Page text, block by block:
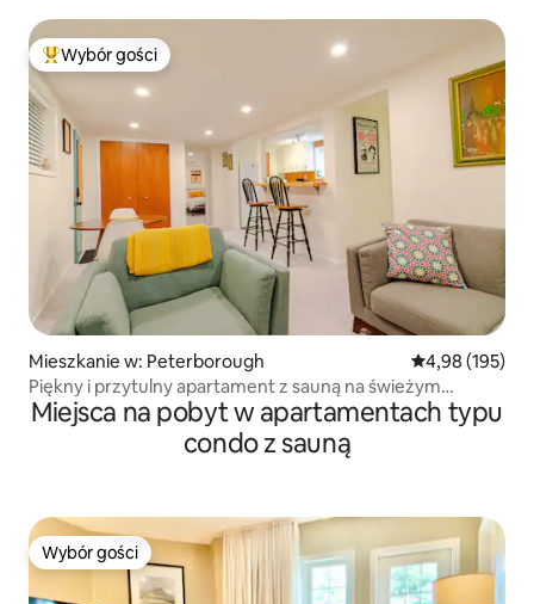
Najpopularniejsze z kategorii Wybór gości
Wybór gości
Mieszkanie w: Peterborough Średnia
4,98 (195)
Piękny i przytulny apartament z sauną na świeżym
powietrzu
Miejsca na pobyt w apartamentach typu
condo z sauną
Wybór gości
Wybór gości